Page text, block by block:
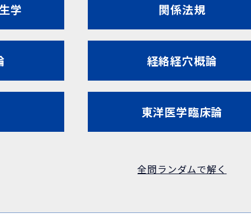
学 関係法規
経絡経穴概論
東洋医学臨床論
全問ランダムで解く